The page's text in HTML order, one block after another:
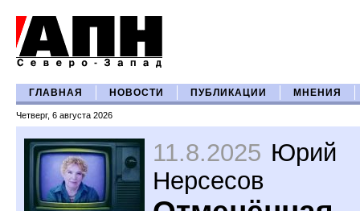
ГЛАВНАЯ НОВОСТИ ПУБЛИКАЦИИ МНЕНИЯ
Четверг, 6 августа 2026
11.8.2025 Юрий
Нерсесов